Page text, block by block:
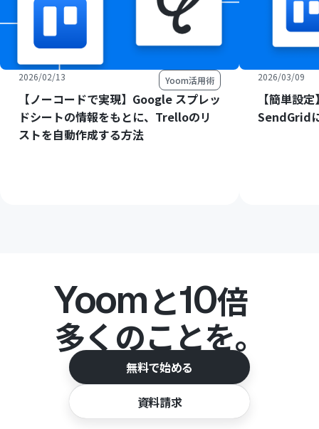
2026/02/13 Yoom活用術
【ノーコードで実現】Google スプレッ
ドシートの情報をもとに、Trelloのリ
ストを自動作成する方法
2026/03/09
【簡単設
SendGrid
Yoomと10倍
多くのことを。
無料で始める
資料請求